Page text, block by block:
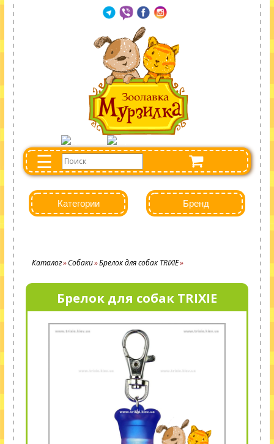
☰
Категории Бренд
Каталог Собаки Брелок для собак TRIXIE
Брелок для собак TRIXIE